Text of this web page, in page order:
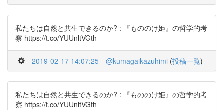
私たちは自然と共生できるのか? : 『もののけ姫』の哲学的考
察 https://t.co/YUUnltVGth
2019-02-17 14:07:25 @kumagaikazuhimi (投稿一覧)
私たちは自然と共生できるのか? : 『もののけ姫』の哲学的考
察 https://t.co/YUUnltVGth